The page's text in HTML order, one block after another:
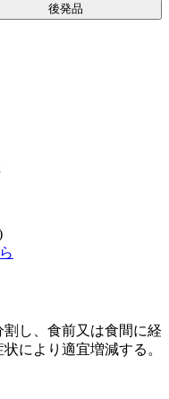
後発品
し、食前又は食間に経
により適宜増減する。